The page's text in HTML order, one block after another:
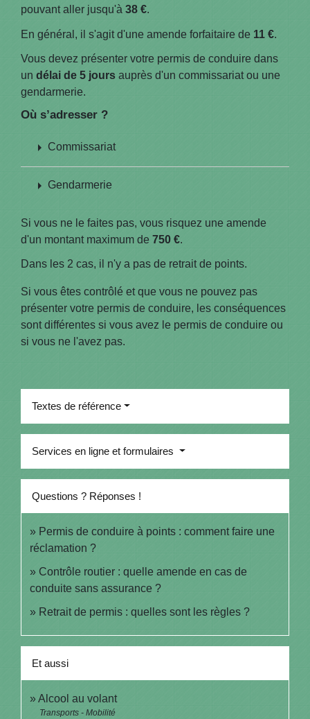
pouvant aller jusqu'à 38 €.
En général, il s'agit d'une amende forfaitaire de 11 €.
Vous devez présenter votre permis de conduire dans
un délai de 5 jours auprès d'un commissariat ou une
gendarmerie.
Où s’adresser ?
arrow_right Commissariat
arrow_right Gendarmerie
Si vous ne le faites pas, vous risquez une amende
d'un montant maximum de 750 €.
Dans les 2 cas, il n'y a pas de retrait de points.
Si vous êtes contrôlé et que vous ne pouvez pas
présenter votre permis de conduire, les conséquences
sont différentes si vous avez le permis de conduire ou
si vous ne l'avez pas.
Textes de référence
Services en ligne et formulaires
Questions ? Réponses !
Permis de conduire à points : comment faire une
réclamation ?
Contrôle routier : quelle amende en cas de
conduite sans assurance ?
Retrait de permis : quelles sont les règles ?
Et aussi
Alcool au volant
Transports - Mobilité